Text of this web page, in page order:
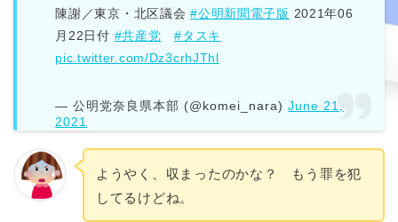
陳謝／東京・北区議会#公明新聞電子版 2021年06
月22日付 #共産党
#タスキ
pic.twitter.com/Dz3crhJThl
— 公明党奈良県本部 (@komei_nara)June 21,
2021
ようやく、収まったのかな？ もう罪を犯
してるけどね。